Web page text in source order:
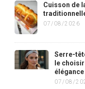
Cuisson de
07/08/2026
Serre-
le
07/08/